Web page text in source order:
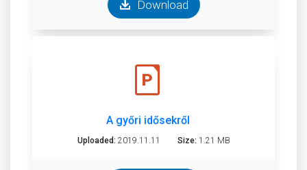
Download
A győri idősekről
Uploaded: 2019.11.11 Size: 1.21 MB